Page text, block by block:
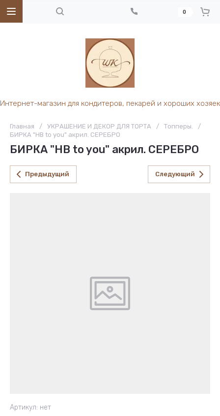
Интернет-магазин для кондитеров, пекарей и хороших хозяек
0
Главная / УКРАШЕНИЕ И ДЕКОР ДЛЯ ТОРТА / Топперы.
/
БИРКА "HB to you" акрил. СЕРЕБРО
БИРКА "HB to you" акрил. СЕРЕБРО
Предыдущий Следующий
Артикул: нет